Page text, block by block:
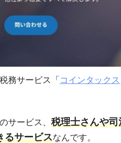
務サービス「 コインタックス
サービス、 税理士さんや
るサービスなんです。